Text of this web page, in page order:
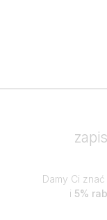
Damy Ci
i 5%